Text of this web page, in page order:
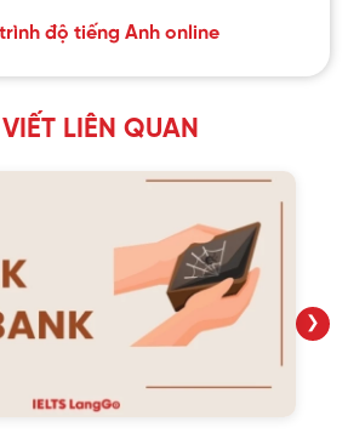
trình độ tiếng Anh online
LIÊN QUAN
❯